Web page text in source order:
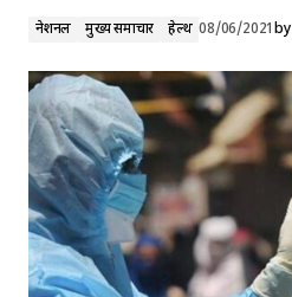
नेशनल मुख्य समाचार हेल्थ 08/06/2021by